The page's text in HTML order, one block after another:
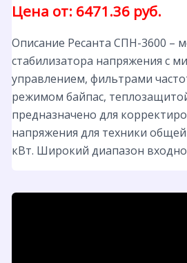
Цена от: 6471.36 руб.
Описание Ресанта СПН-3600 –
стабилизатора напряжения с
управлением, фильтрами
режимом байпас,
предназначено для
напряжения для техники
кВт. Широкий диапазон